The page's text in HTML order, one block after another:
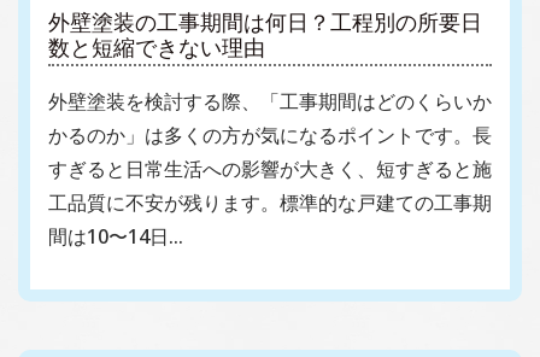
外壁塗装の工事期間は何日？工程別の所要日
数と短縮できない理由
外壁塗装を検討する際、「工事期間はどのくらいか
かるのか」は多くの方が気になるポイントです。長
すぎると日常生活への影響が大きく、短すぎると施
工品質に不安が残ります。標準的な戸建ての工事期
間は10〜14日…